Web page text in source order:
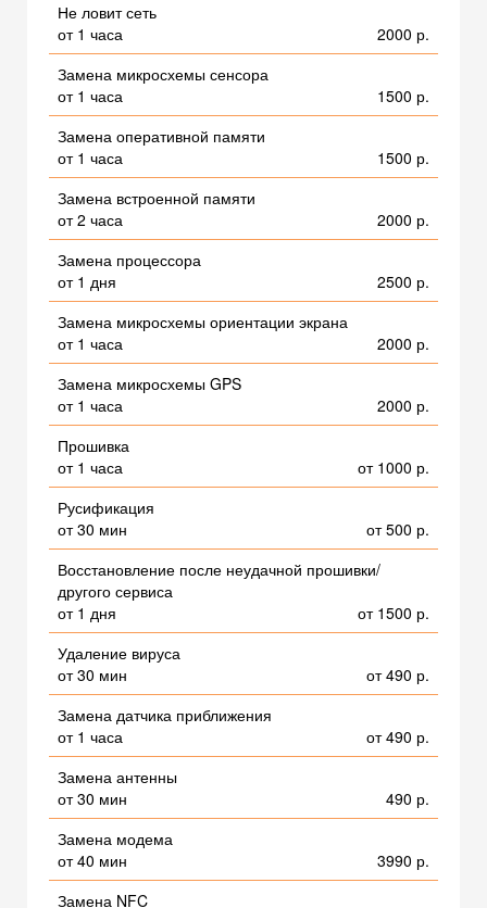
Не ловит сеть
от 1 часа
2000 р.
Замена микросхемы сенсора
от 1 часа
1500 р.
Замена оперативной памяти
от 1 часа
1500 р.
Замена встроенной памяти
от 2 часа
2000 р.
Замена процессора
от 1 дня
2500 р.
Замена микросхемы ориентации экрана
от 1 часа
2000 р.
Замена микросхемы GPS
от 1 часа
2000 р.
Прошивка
от 1 часа
от 1000 р.
Русификация
от 30 мин
от 500 р.
Восстановление после неудачной прошивки/
другого сервиса
от 1 дня
от 1500 р.
Удаление вируса
от 30 мин
от 490 р.
Замена датчика приближения
от 1 часа
от 490 р.
Замена антенны
от 30 мин
490 р.
Замена модема
от 40 мин
3990 р.
Замена NFC